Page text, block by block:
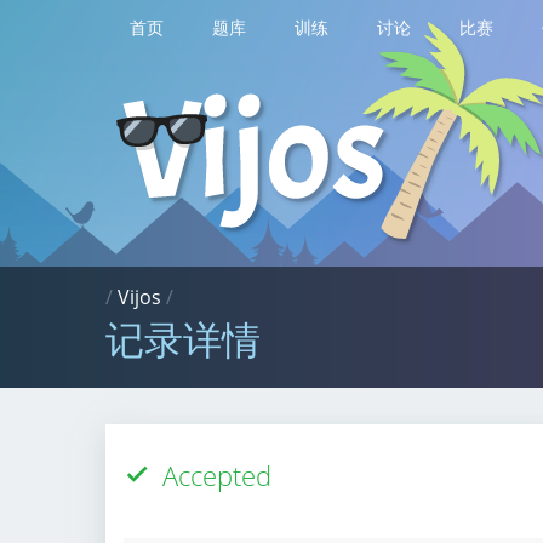
首页 题库 训练 讨论 比赛
/Vijos /
记录详情
Accepted